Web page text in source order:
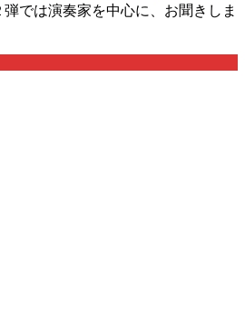
では演奏家を中心に、お聞きしま